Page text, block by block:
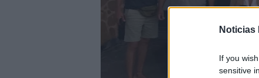
Noticias
If you
sensitive